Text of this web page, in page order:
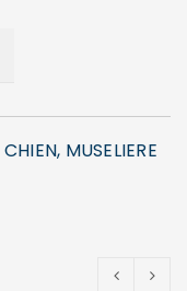
CHIEN, MUSELIERE